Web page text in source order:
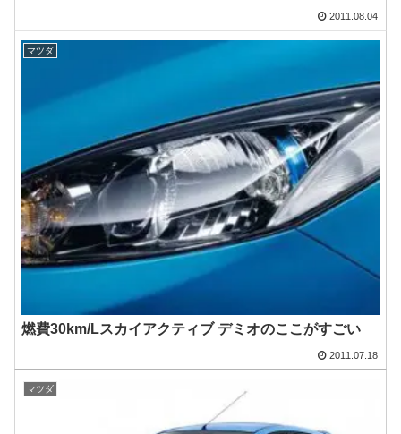
2011.08.04
マツダ
燃費30km/Lスカイアクティブ デミオのここがすごい
2011.07.18
マツダ